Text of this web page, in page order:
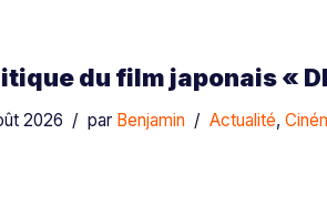
du film japonais «
2026 par Benjamin Actualité,